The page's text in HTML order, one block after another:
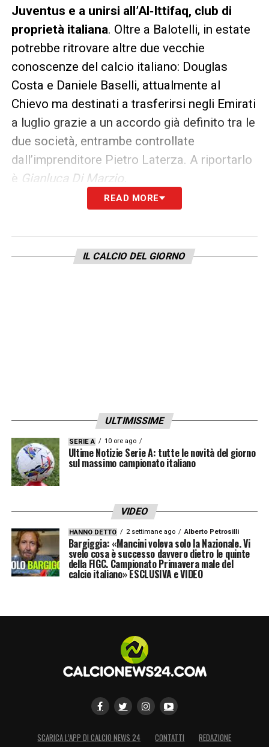
Juventus e a unirsi all’Al‑Ittifaq, club di
proprietà italiana. Oltre a Balotelli, in estate
potrebbe ritrovare altre due vecchie
conoscenze del calcio italiano: Douglas
Costa e Daniele Baselli, attualmente al
Chievo ma destinati a trasferirsi negli Emirati
a luglio grazie a un accordo già definito tra le
due società, entrambe controllate
dall’imprenditore Pietro Laterza. A riportarlo
è Gianluca Di Marzio.
READ MORE
IL CALCIO DEL GIORNO
ULTIMISSIME
SERIE A 10 ore ago
Ultime Notizie Serie A: tutte le novità del giorno
sul massimo campionato italiano
VIDEO
HANNO DETTO 2 settimane ago Alberto Petrosilli
Bargiggia: «Mancini voleva solo la Nazionale. Vi
svelo cosa è successo davvero dietro le quinte
della FIGC. Campionato Primavera male del
calcio italiano» ESCLUSIVA e VIDEO
SCARICA L’APP DI CALCIO NEWS 24 CONTATTI REDAZIONE